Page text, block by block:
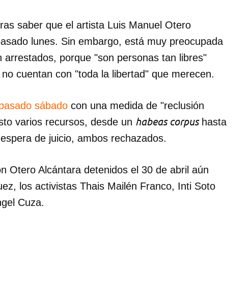
saber que el artista Luis Manuel Otero
lunes. Sin embargo, está muy preocupada
porque "son personas tan libres"
cuentan con "toda la libertad" que merecen.
sábado con una medida de "reclusión
varios recursos, desde un habeas corpushasta
de juicio, ambos rechazados.
Otero Alcántara detenidos el 30 de abril aún
los activistas Thais Mailén Franco, Inti Soto
Cuza.